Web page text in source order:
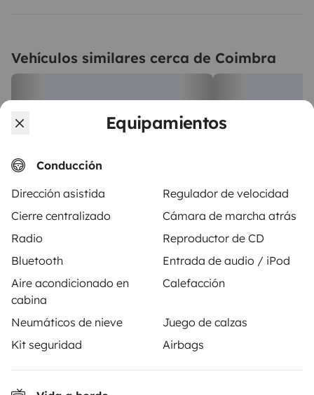
Equipamientos
Conducción
Dirección asistida
Regulador de velocidad
Cierre centralizado
Cámara de marcha atrás
Radio
Reproductor de CD
Bluetooth
Entrada de audio / iPod
Aire acondicionado en
cabina
Calefacción
Neumáticos de nieve
Juego de calzas
Kit seguridad
Airbags
Vehículos similares cerca de Coimbra
Autocaravana Perfilada
São Pedro de Alva
Ninguna opinión 65 €
Autocaravana
São Pedro de
5,0
A partir de
100 €/día